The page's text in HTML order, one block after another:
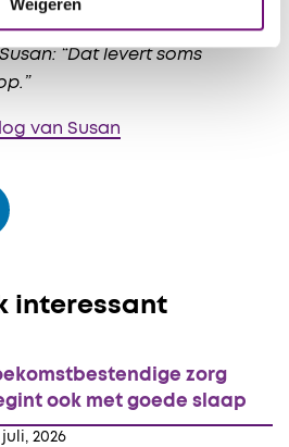
denken en probeert er het
“Dat levert soms
van Susan
interessant
juli, 2026
zorg
ook met goede slaap